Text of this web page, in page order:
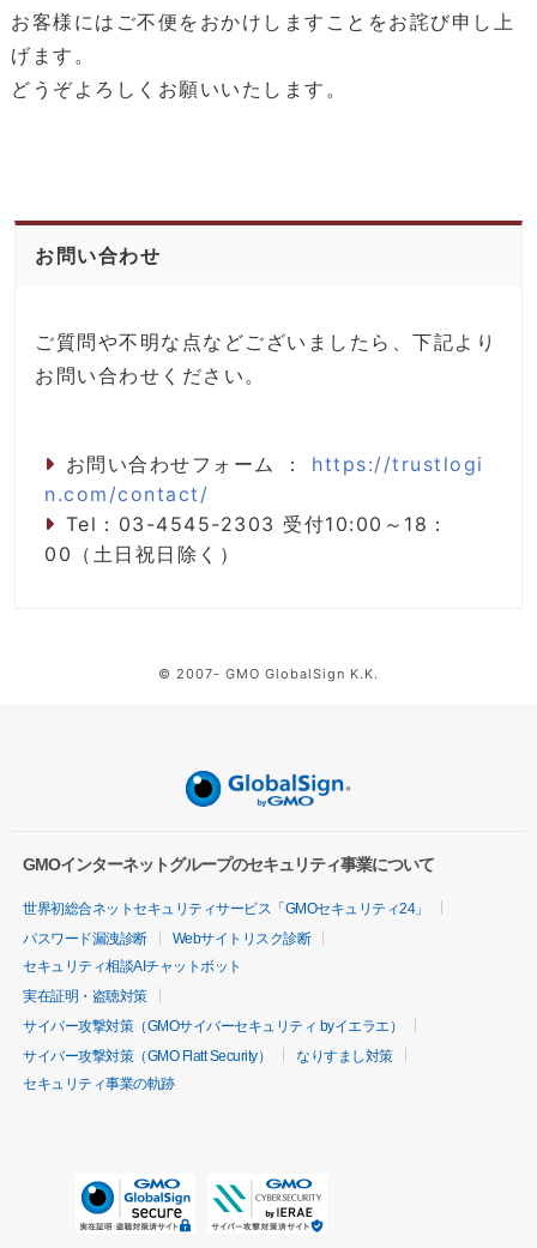
お客様にはご不便をおかけしますことをお詫び申し上
げます。
どうぞよろしくお願いいたします。
お問い合わせ
ご質問や不明な点などございましたら、下記より
お問い合わせください。
お問い合わせフォーム ： https://trustlogi
n.com/contact/
Tel：03-4545-2303 受付10:00～18：
00（土日祝日除く）
© 2007- GMO GlobalSign K.K.
GMOインターネットグループのセキュリティ事業について
世界初総合ネットセキュリティサービス「GMOセキュリティ24」
パスワード漏洩診断
Webサイトリスク診断
セキュリティ相談AIチャットボット
実在証明・盗聴対策
サイバー攻撃対策（GMOサイバーセキュリティ byイエラエ）
サイバー攻撃対策（GMO Flatt Security）
なりすまし対策
セキュリティ事業の軌跡